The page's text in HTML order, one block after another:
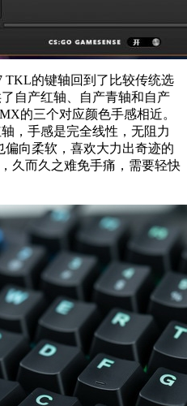
TKL的键轴回到了比较传统选
自产红轴、自产青轴和自产
的三个对应颜色手感相近。
，手感是完全线性，无阻力
偏向柔软，喜欢大力出奇迹的
久而久之难免手痛，需要轻快